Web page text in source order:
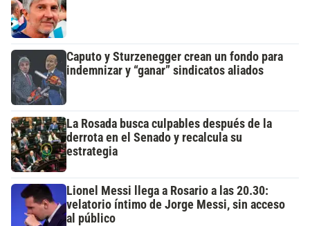
Caputo y Sturzenegger crean un fondo para
indemnizar y “ganar” sindicatos aliados
La Rosada busca culpables después de la
derrota en el Senado y recalcula su
estrategia
Lionel Messi llega a Rosario a las 20.30:
velatorio íntimo de Jorge Messi, sin acceso
al público